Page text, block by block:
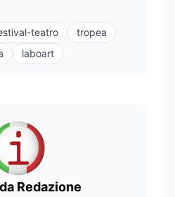
teatro
tropea
laboart
Redazione